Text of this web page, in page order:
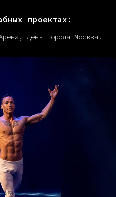
проектах:
День города Москва.